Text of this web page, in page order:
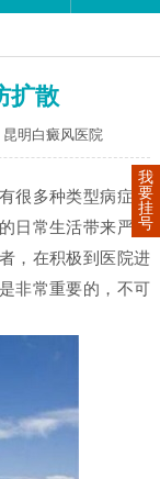
扩散
明白癜风医院
很多种类型病症，
日常生活带来严重
，在积极到医院进
非常重要的，不可
我
要
挂
号